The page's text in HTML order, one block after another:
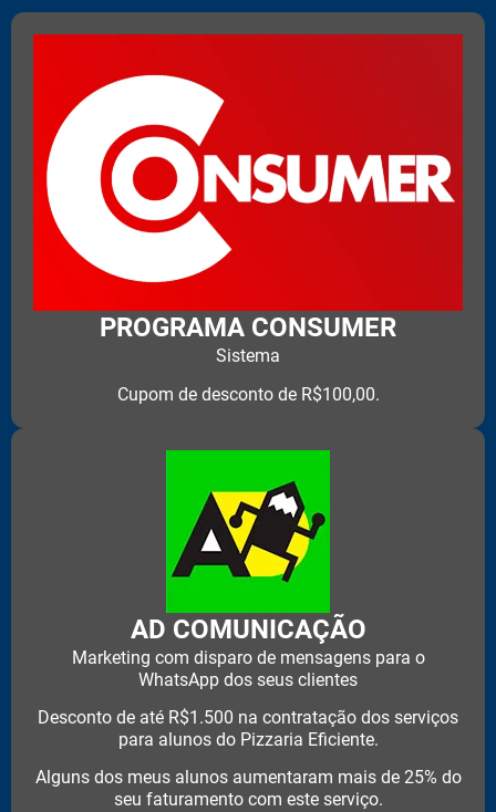
PROGRAMA CONSUMER
Sistema
Cupom de desconto de R$100,00.
AD COMUNICAÇÃO
Marketing com disparo de mensagens para o
WhatsApp dos seus clientes
Desconto de até R$1.500 na contratação dos serviços
para alunos do Pizzaria Eficiente.
Alguns dos meus alunos aumentaram mais de 25% do
seu faturamento com este serviço.